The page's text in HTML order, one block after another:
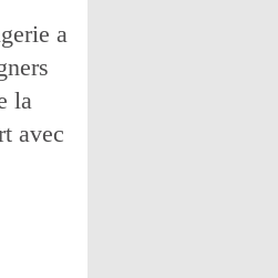
a
la
avec